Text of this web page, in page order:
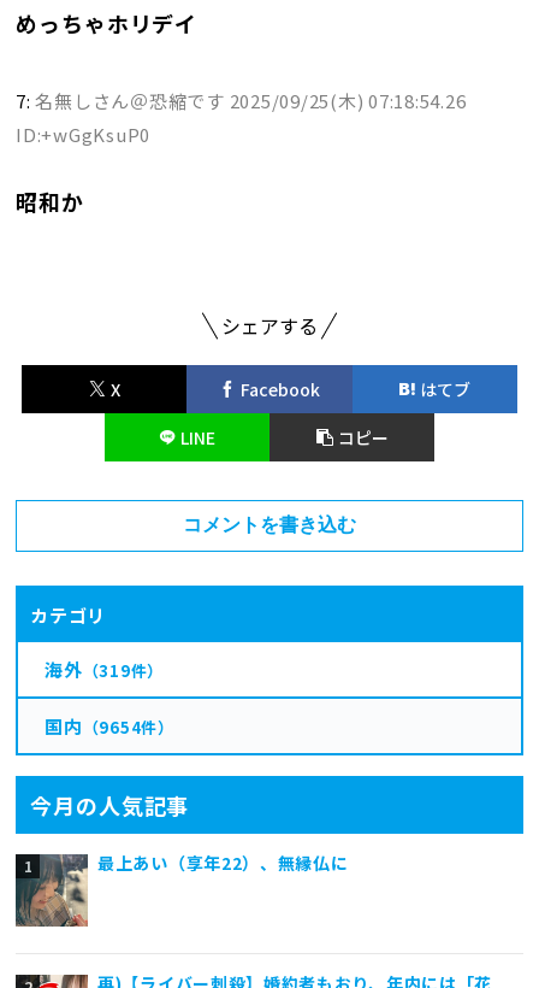
めっちゃホリデイ
7:名無しさん＠恐縮です 2025/09/25(木) 07:18:54.26
ID:+wGgKsuP0
昭和か
シェアする
X Facebook
はてブ
LINE
コピー
コメントを書き込む
カテゴリ
海外 （319件）
国内 （9654件）
今月の人気記事
最上あい（享年22）、無縁仏に
再)【ライバー刺殺】婚約者もおり、年内には「花